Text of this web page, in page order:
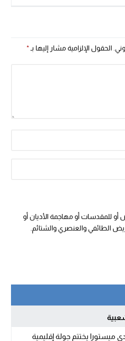
الحقول الإلزامية مشار إليها بـ*
أو للمقدسات أو مهاجمة الأديان أو
الطائفي والعنصري والشتائم.
ميستورا يختتم جولة إقليمية